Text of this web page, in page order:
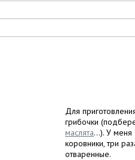
Для
грибочки
маслята...). У меня
коровники, три
отваренные.